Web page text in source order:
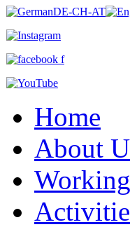
Home
About